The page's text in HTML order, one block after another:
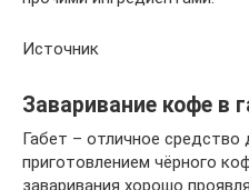
Источник
Заваривание кофе в
Габет – отличное средство
приготовлением чёрного
заваривания хорошо